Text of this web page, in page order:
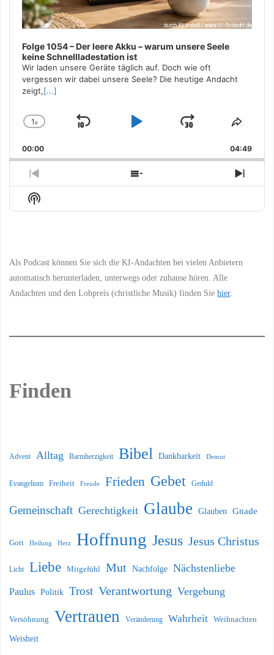
Folge 1054 – Der leere Akku – warum unsere Seele
keine Schnellladestation ist
Wir laden unsere Geräte täglich auf. Doch wie oft
vergessen wir dabei unsere Seele? Die heutige Andacht
zeigt,[...]
Change
Rate
1x
Skip
Play
Jump
Forward
Share
00:00 04:49
Previous
Episode
Show
Episodes
Next
Show
Podcast
Als Podcast können Sie sich die KI-Andachten bei vielen Anbietern
automatisch herunterladen, unterwegs oder zuhause hören. Alle
Andachten und den Lobpreis (christliche Musik) finden Siehier.
Finden
Advent Alltag Barmherzigkeit Bibel Dankbarkeit Demut
Evangelium Freiheit Freude Frieden Gebet Geduld
Gemeinschaft Gerechtigkeit Glaube Glauben Gnade
Gott Heilung Herz Hoffnung Jesus Jesus Christus
Licht Liebe Mitgefühl Mut Nachfolge Nächstenliebe
Paulus Politik Trost Verantwortung Vergebung
Versöhnung Vertrauen Veränderung Wahrheit Weihnachten
Weisheit